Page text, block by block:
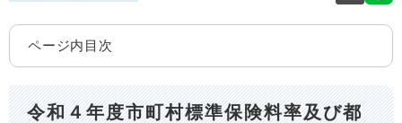
ページ内目次
令和４年度市町村標準保険料率及び都